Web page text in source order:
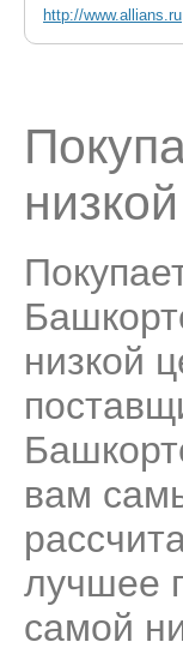
http://www.allians.ru
низкой
вам
лучшее
самой